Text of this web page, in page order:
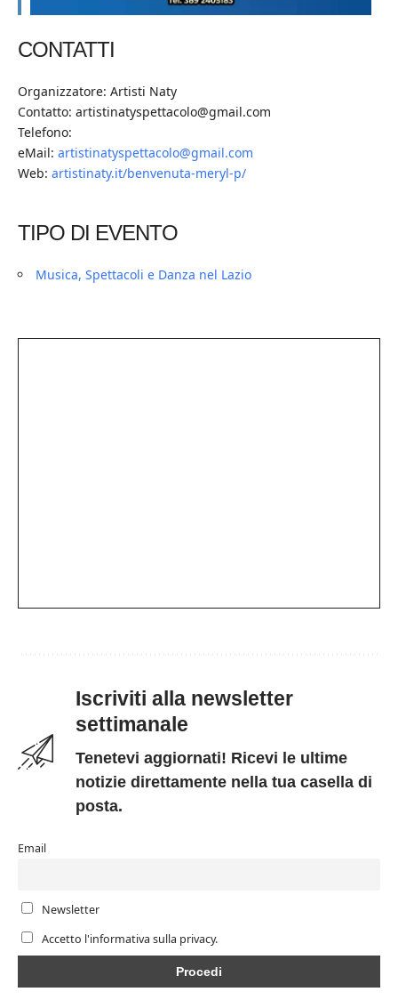
CONTATTI
Organizzatore: Artisti Naty
Contatto: artistinatyspettacolo@gmail.com
Telefono:
eMail: artistinatyspettacolo@gmail.com
Web: artistinaty.it/benvenuta-meryl-p/
TIPO DI EVENTO
Musica, Spettacoli e Danza nel Lazio
Iscriviti alla newsletter
settimanale
Tenetevi aggiornati! Ricevi le ultime
notizie direttamente nella tua casella di
posta.
Email
Newsletter
Accetto l'informativa sulla privacy.